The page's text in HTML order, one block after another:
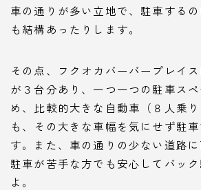
車の通りが多い立地で、駐車する
も結構あったりします。
その点、フクオカバーバープレイ
が３台分あり、一つ一つの駐車ス
め、比較的大きな自動車（８人乗
も、その大きな車幅を気にせず駐
す。また、車の通りの少ない道路に
駐車が苦手な方でも安心してバッ
よ。